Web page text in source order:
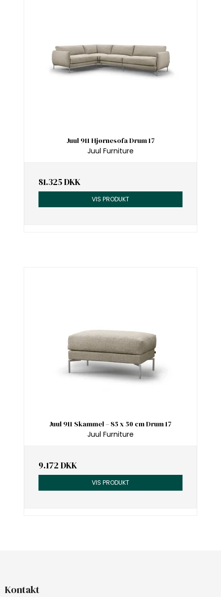
Juul 911 Hjørnesofa Drum 17
Juul Furniture
81.325 DKK
VIS PRODUKT
Juul 911 Skammel – 85 x 50 cm Drum 17
Juul Furniture
9.172 DKK
VIS PRODUKT
Kontakt